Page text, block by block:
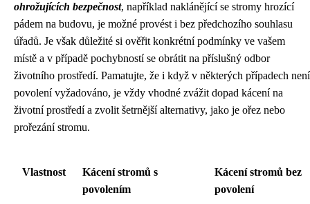
ohrožujících bezpečnost, například naklánějící se stromy hrozící
pádem na budovu, je možné provést i bez předchozího souhlasu
úřadů. Je však důležité si ověřit konkrétní podmínky ve vašem
místě a v případě pochybností se obrátit na příslušný odbor
životního prostředí. Pamatujte, že i když v některých případech není
povolení vyžadováno, je vždy vhodné zvážit dopad kácení na
životní prostředí a zvolit šetrnější alternativy, jako je ořez nebo
prořezání stromu.
Vlastnost
Kácení stromů s
povolením
Kácení stromů bez
povolení